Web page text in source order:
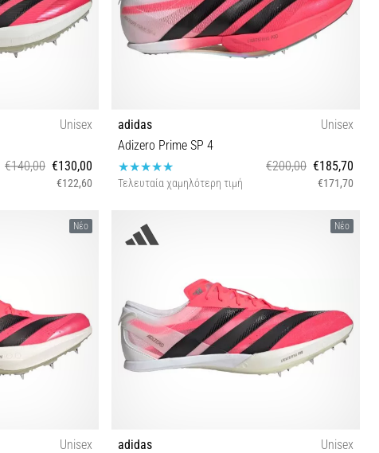
Unisex
€140,00 €130,00
€122,60
42⅔ 43⅓ 44 44⅔
adidas
Unisex
Adizero Prime SP 4
€200,00 €185,70
Τελευταία χαμηλότερη τιμή €171,70
36⅔ 37⅓ 38⅔ 39⅓ 40 40⅔ 41⅓ 42 42⅔ 43⅓ 44
Νέο
Unisex
Νέο
adidas Unisex